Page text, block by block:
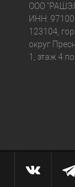
ООО
ИНН:
123104,
округ
1, этаж 4